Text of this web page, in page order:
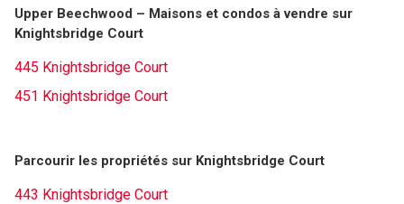
Upper Beechwood – Maisons et condos à vendre sur
Knightsbridge Court
445 Knightsbridge Court
451 Knightsbridge Court
Parcourir les propriétés sur Knightsbridge Court
443 Knightsbridge Court